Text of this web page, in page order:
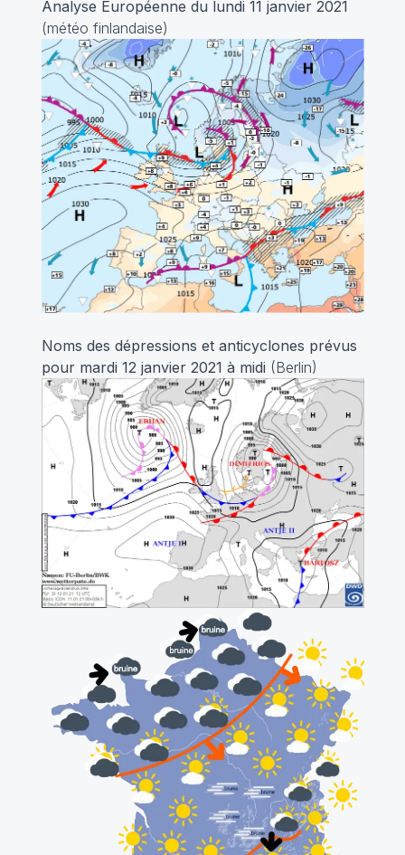
Analyse Européenne du lundi 11 janvier 2021
(météo finlandaise)
Noms des dépressions et anticyclones prévus
pour mardi 12 janvier 2021 à midi (Berlin)